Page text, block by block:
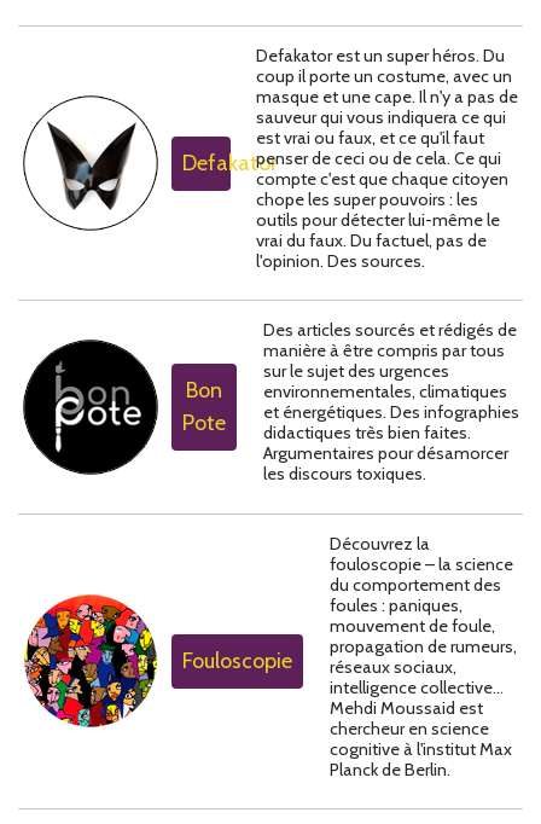
Defakator
Defakator est un super héros. Du
coup il porte un costume, avec un
masque et une cape. Il n'y a pas de
sauveur qui vous indiquera ce qui
est vrai ou faux, et ce qu'il faut
penser de ceci ou de cela. Ce qui
compte c'est que chaque citoyen
chope les super pouvoirs : les
outils pour détecter lui-même le
vrai du faux. Du factuel, pas de
l'opinion. Des sources.
Bon
Pote
Des articles sourcés et rédigés de
manière à être compris par tous
sur le sujet des urgences
environnementales, climatiques
et énergétiques. Des infographies
didactiques très bien faites.
Argumentaires pour désamorcer
les discours toxiques.
Fouloscopie
Découvrez la
fouloscopie – la science
du comportement des
foules : paniques,
mouvement de foule,
propagation de rumeurs,
réseaux sociaux,
intelligence collective...
Mehdi Moussaid est
chercheur en science
cognitive à l'institut Max
Planck de Berlin.